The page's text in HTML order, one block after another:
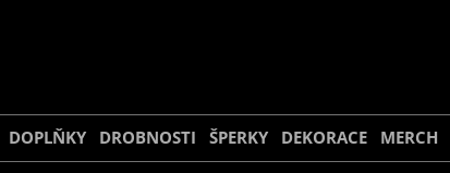
DOPLŇKY DROBNOSTI ŠPERKY DEKORACE MERCH